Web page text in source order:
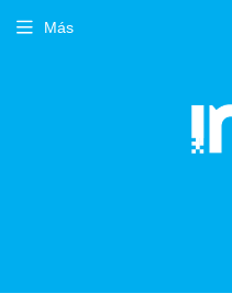
Más